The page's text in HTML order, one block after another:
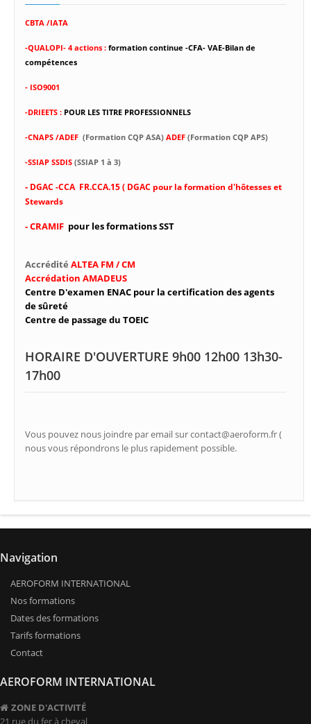
CBTA /IATA
-QUALOPI- 4 actions : formation continue -CFA- VAE-Bilan de
compétences
- ISO9001
-DRIEETS : POUR LES TITRE PROFESSIONNELS
-CNAPS /ADEF (Formation CQP ASA) ADEF (Formation CQP APS)
-SSIAP SSDIS (SSIAP 1 à 3)
- DGAC -CCA FR.CCA.15 ( DGAC pour la formation d'hôtesses et
Stewards
- CRAMIF pour les formations SST
Accrédité ALTEA FM / CM
Accrédation AMADEUS
Centre D'examen ENAC pour la certification des agents
de sûreté
Centre de passage du TOEIC
HORAIRE D'OUVERTURE 9h00 12h00 13h30-
17h00
Vous pouvez nous joindre par email sur contact@aeroform.fr (
nous vous répondrons le plus rapidement possible.
Navigation
AEROFORM INTERNATIONAL
Nos formations
Dates des formations
Tarifs formations
Contact
AEROFORM INTERNATIONAL
ZONE D'ACTIVITÉ
21 rue du fer à cheval